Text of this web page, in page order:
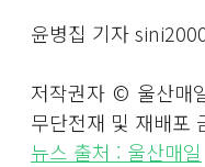
윤병집 기자
저작권자 © 울산매
무단전재 및 재배포
뉴스 출처 : 울산매일